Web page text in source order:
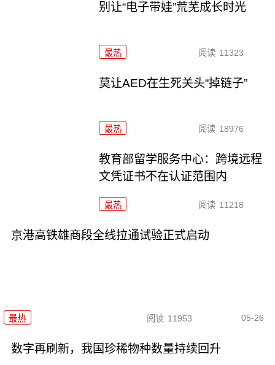
别让“电子带娃”荒芜成长时光
最热 阅读 11323
莫让AED在生死关头“掉链子”
最热 阅读 18976
教育部留学服务中心：跨境远程
文凭证书不在认证范围内
最热 阅读 11218
京港高铁雄商段全线拉通试验正式启动
最热 阅读 11953 05-26
数字再刷新，我国珍稀物种数量持续回升